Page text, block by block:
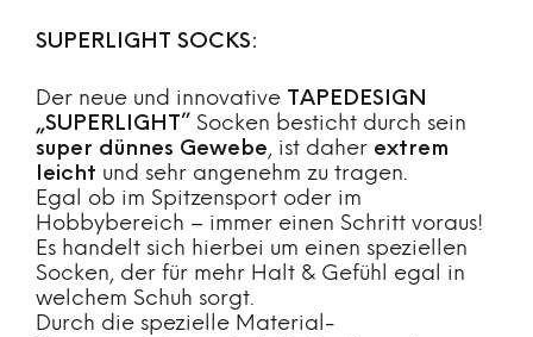
SUPERLIGHT SOCKS:
Der neue und innovative TAPEDESIGN
„SUPERLIGHT” Socken besticht durch sein
super dünnes Gewebe, ist daher extrem
leicht und sehr angenehm zu tragen.
Egal ob im Spitzensport oder im
Hobbybereich – immer einen Schritt voraus!
Es handelt sich hierbei um einen speziellen
Socken, der für mehr Halt & Gefühl egal in
welchem Schuh sorgt.
Durch die spezielle Material-